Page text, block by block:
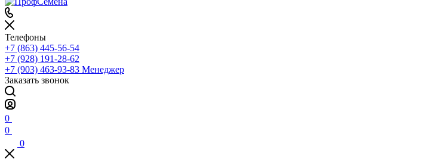
Телефоны
+7 (863) 445-56-54
+7 (928) 191-28-62
+7 (903) 463-93-83 Менеджер
Заказать звонок
0
0
0